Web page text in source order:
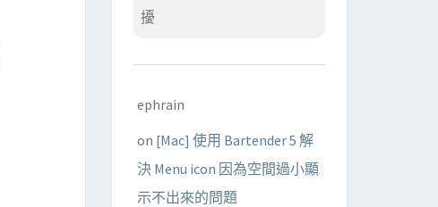
擾
ephrain
on [Mac] 使用 Bartender 5 解
決 Menu icon 因為空間過小顯
示不出來的問題